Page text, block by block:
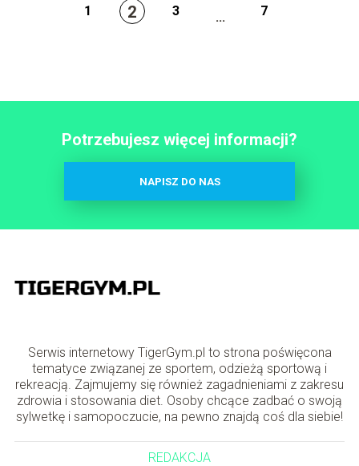
1 2 3 ... 7
Potrzebujesz więcej informacji?
NAPISZ DO NAS
Serwis internetowy TigerGym.pl to strona poświęcona
tematyce związanej ze sportem, odzieżą sportową i
rekreacją. Zajmujemy się również zagadnieniami z zakresu
zdrowia i stosowania diet. Osoby chcące zadbać o swoją
sylwetkę i samopoczucie, na pewno znajdą coś dla siebie!
REDAKCJA